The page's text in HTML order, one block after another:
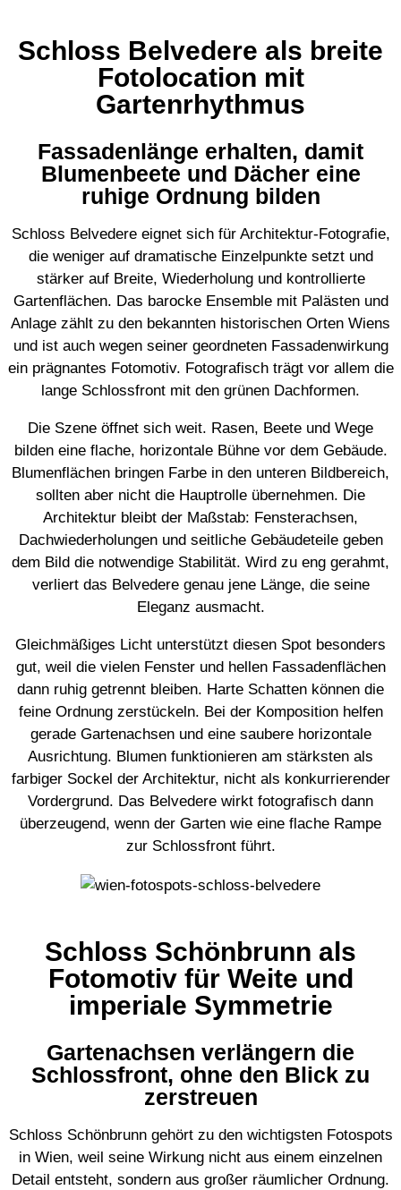
Schloss Belvedere als breite
Fotolocation mit
Gartenrhythmus
Fassadenlänge erhalten, damit
Blumenbeete und Dächer eine
ruhige Ordnung bilden
Schloss Belvedere eignet sich für Architektur-Fotografie,
die weniger auf dramatische Einzelpunkte setzt und
stärker auf Breite, Wiederholung und kontrollierte
Gartenflächen. Das barocke Ensemble mit Palästen und
Anlage zählt zu den bekannten historischen Orten Wiens
und ist auch wegen seiner geordneten Fassadenwirkung
ein prägnantes Fotomotiv. Fotografisch trägt vor allem die
lange Schlossfront mit den grünen Dachformen.
Die Szene öffnet sich weit. Rasen, Beete und Wege
bilden eine flache, horizontale Bühne vor dem Gebäude.
Blumenflächen bringen Farbe in den unteren Bildbereich,
sollten aber nicht die Hauptrolle übernehmen. Die
Architektur bleibt der Maßstab: Fensterachsen,
Dachwiederholungen und seitliche Gebäudeteile geben
dem Bild die notwendige Stabilität. Wird zu eng gerahmt,
verliert das Belvedere genau jene Länge, die seine
Eleganz ausmacht.
Gleichmäßiges Licht unterstützt diesen Spot besonders
gut, weil die vielen Fenster und hellen Fassadenflächen
dann ruhig getrennt bleiben. Harte Schatten können die
feine Ordnung zerstückeln. Bei der Komposition helfen
gerade Gartenachsen und eine saubere horizontale
Ausrichtung. Blumen funktionieren am stärksten als
farbiger Sockel der Architektur, nicht als konkurrierender
Vordergrund. Das Belvedere wirkt fotografisch dann
überzeugend, wenn der Garten wie eine flache Rampe
zur Schlossfront führt.
Schloss Schönbrunn als
Fotomotiv für Weite und
imperiale Symmetrie
Gartenachsen verlängern die
Schlossfront, ohne den Blick zu
zerstreuen
Schloss Schönbrunn gehört zu den wichtigsten Fotospots
in Wien, weil seine Wirkung nicht aus einem einzelnen
Detail entsteht, sondern aus großer räumlicher Ordnung.